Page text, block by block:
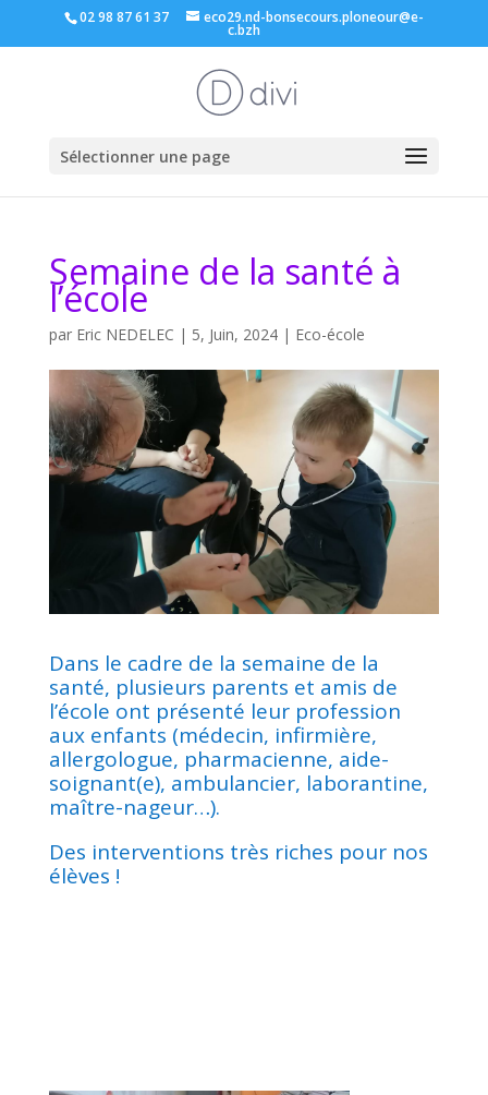
02 98 87 61 37 eco29.nd-bonsecours.ploneour@e-
c.bzh
Sélectionner une page
Semaine de la santé à
l’école
par Eric NEDELEC | 5, Juin, 2024| Eco-école
Dans le cadre de la semaine de la
santé, plusieurs parents et amis de
l’école ont présenté leur profession
aux enfants (médecin, infirmière,
allergologue, pharmacienne, aide-
soignant(e), ambulancier, laborantine,
maître-nageur…).
Des interventions très riches pour nos
élèves !